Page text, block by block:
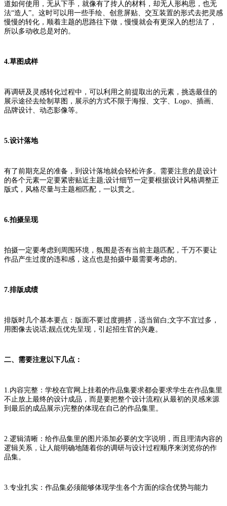
道如何使用，无从下手，就像有了抟人的材料，却无人形构思，也无
法“造人”。这时可以用一些手绘、创意屏贴、交互装置的形式去把灵感
慢慢的转化，顺着主题的思路往下做，慢慢就会有更深入的想法了，
所以多动收总是对的。
4.草图成样
再调研及灵感转化过程中，可以利用之前提取出的元素，挑选最佳的
展示途径去绘制草图，展示的方式不限于海报、文字、Logo、插画、
品牌设计、动态影像等。
5.设计落地
有了前期充足的准备，到设计落地就会轻松许多。需要注意的是设计
的各个元素一定要紧密贴近主题;设计细节一定要根据设计风格调整正
版式，风格尽量与主题相匹配，一以贯之。
6.拍摄呈现
拍摄一定要考虑到周围环境，氛围是否有当前主题匹配，千万不要让
作品产生过度的违和感，这点也是拍摄中最需要考虑的。
7.排版成绩
排版时几个基本要点：版面不要过度拥挤，适当留白;文字不宜过多，
用图像去说话;靓点优先呈现，引起招生官的兴趣。
二、需要注意以下几点：
1.内容完整：学校在官网上挂着的作品集要求都会要求学生在作品集里
不止放上最终的设计成品，而是要把整个设计流程(从最初的灵感来源
到最后的成品展示)完整的体现在自己的作品集里。
2.逻辑清晰：给作品集里的图片添加必要的文字说明，而且理清内容的
逻辑关系，让人能明确地随着你的调研与设计过程顺序来浏览你的作
品集。
3.专业扎实：作品集必须能够体现学生各个方面的综合优势与能力